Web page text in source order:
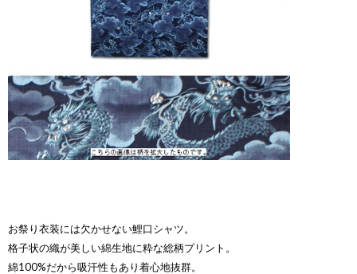
お祭り衣装には欠かせない鯉口シャツ。
格子状の織が美しい綿生地に粋な総柄プリント。
綿100%だから吸汗性もあり着心地抜群。